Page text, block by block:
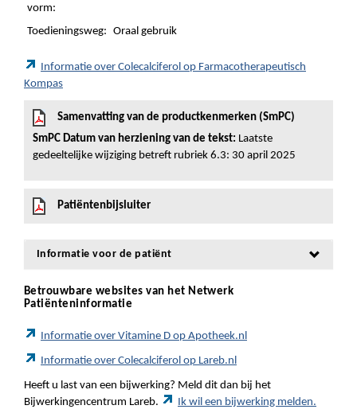
vorm:
Toedieningsweg: Oraal gebruik
Informatie over Colecalciferol op Farmacotherapeutisch
Kompas
Samenvatting van de productkenmerken (SmPC)
SmPC Datum van herziening van de tekst: Laatste
gedeeltelijke wijziging betreft rubriek 6.3: 30 april 2025
Patiëntenbijsluiter
Informatie voor de patiënt
Betrouwbare websites van het Netwerk
Patiënteninformatie
Informatie over Vitamine D op Apotheek.nl
Informatie over Colecalciferol op Lareb.nl
Heeft u last van een bijwerking? Meld dit dan bij het
Bijwerkingencentrum Lareb.
Ik wil een bijwerking melden.